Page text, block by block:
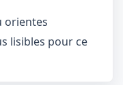
orientes
lisibles pour ce